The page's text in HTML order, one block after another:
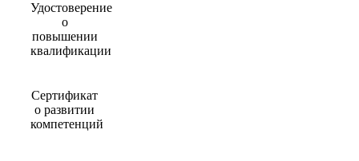
Удостоверение
о
повышении
квалификации
Сертификат
о развитии
компетенций